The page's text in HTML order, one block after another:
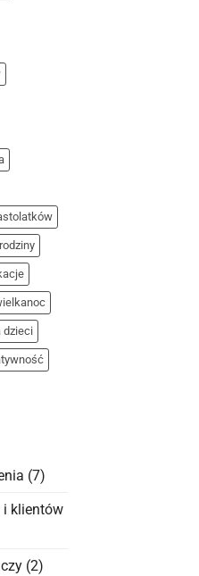
dzieci
(7)
i klientów
(2)